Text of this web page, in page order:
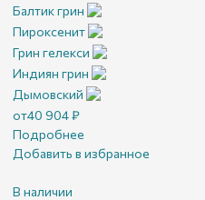
Балтик грин
Пироксенит
Грин гелекси
Индиян грин
Дымовский
от40 904₽
Подробнее
Добавить в избранное
В наличии